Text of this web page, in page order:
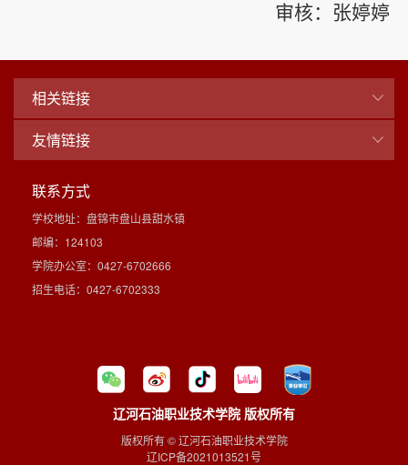
审核：张婷婷
相关链接
友情链接
联系方式
学校地址：盘锦市盘山县甜水镇
邮编：124103
学院办公室：0427-6702666
招生电话：0427-6702333
辽河石油职业技术学院 版权所有
版权所有 © 辽河石油职业技术学院
辽ICP备2021013521号